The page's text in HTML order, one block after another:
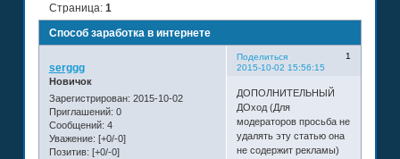
Способ заработка в интернете
Страница: 1
Поделиться
1
2015-10-02 15:56:15
serggg
Новичок
Зарегистрирован: 2015-10-02
Приглашений: 0
Сообщений: 4
Уважение: [+0/-0]
Позитив: [+0/-0]
ДОПОЛНИТЕЛЬНЫЙ
ДОход (Для
модераторов просьба не
удалять эту статью она
не содержит рекламы)